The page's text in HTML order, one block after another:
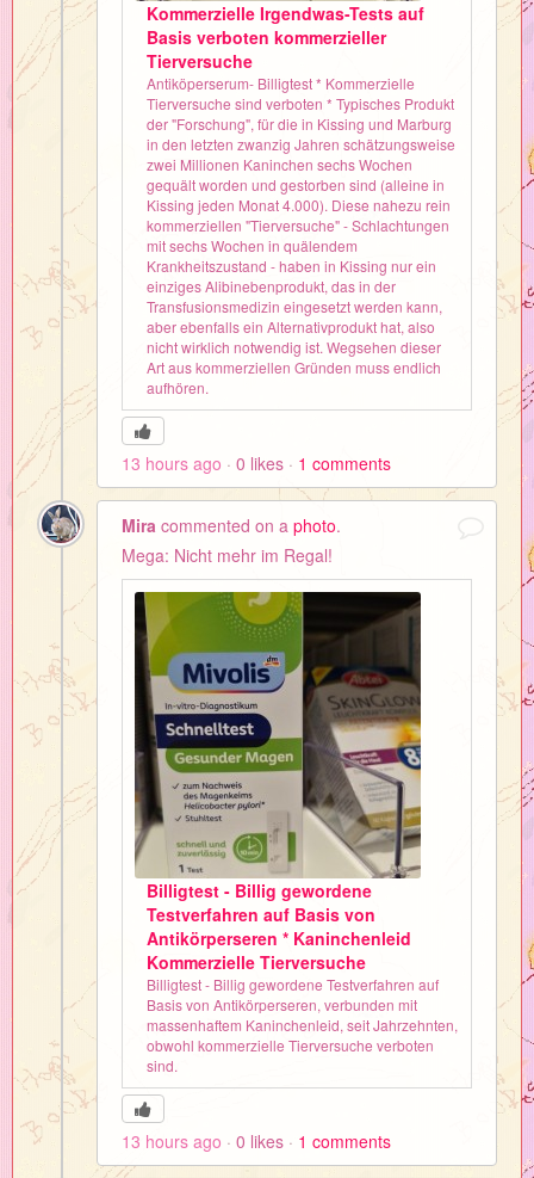
Kommerzielle Irgendwas-Tests auf
Basis verboten kommerzieller
Tierversuche
Antiköperserum- Billigtest * Kommerzielle
Tierversuche sind verboten * Typisches Produkt
der "Forschung", für die in Kissing und Marburg
in den letzten zwanzig Jahren schätzungsweise
zwei Millionen Kaninchen sechs Wochen
gequält worden und gestorben sind (alleine in
Kissing jeden Monat 4.000). Diese nahezu rein
kommerziellen "Tierversuche" - Schlachtungen
mit sechs Wochen in quälendem
Krankheitszustand - haben in Kissing nur ein
einziges Alibinebenprodukt, das in der
Transfusionsmedizin eingesetzt werden kann,
aber ebenfalls ein Alternativprodukt hat, also
nicht wirklich notwendig ist. Wegsehen dieser
Art aus kommerziellen Gründen muss endlich
aufhören.
13 hours ago 0 likes 1 comments
Mira commented on a photo.
Mega: Nicht mehr im Regal!
Billigtest - Billig gewordene
Testverfahren auf Basis von
Antikörperseren * Kaninchenleid
Kommerzielle Tierversuche
Billigtest - Billig gewordene Testverfahren auf
Basis von Antikörperseren, verbunden mit
massenhaftem Kaninchenleid, seit Jahrzehnten,
obwohl kommerzielle Tierversuche verboten
sind.
13 hours ago 0 likes 1 comments